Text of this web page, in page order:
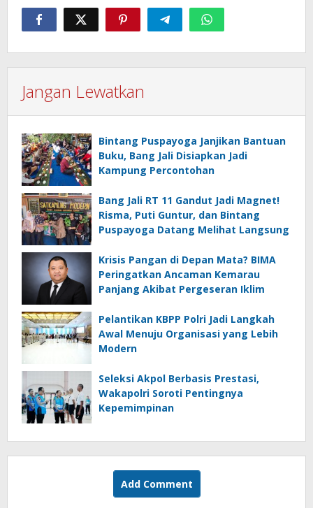
Jangan Lewatkan
Bintang Puspayoga Janjikan Bantuan
Buku, Bang Jali Disiapkan Jadi
Kampung Percontohan
Bang Jali RT 11 Gandut Jadi Magnet!
Risma, Puti Guntur, dan Bintang
Puspayoga Datang Melihat Langsung
Krisis Pangan di Depan Mata? BIMA
Peringatkan Ancaman Kemarau
Panjang Akibat Pergeseran Iklim
Pelantikan KBPP Polri Jadi Langkah
Awal Menuju Organisasi yang Lebih
Modern
Seleksi Akpol Berbasis Prestasi,
Wakapolri Soroti Pentingnya
Kepemimpinan
Add Comment